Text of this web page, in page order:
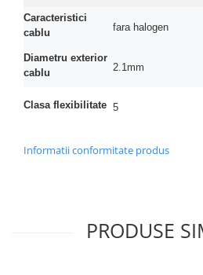
Caracteristici
cablu
fara halogen
Diametru exterior
cablu
2.1mm
Clasa flexibilitate 5
Informatii conformitate produs
PRODUSE